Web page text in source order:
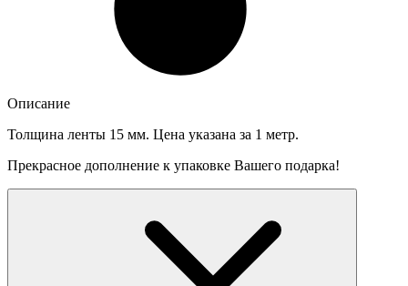
Описание
Толщина ленты 15 мм. Цена указана за 1 метр.
Прекрасное дополнение к упаковке Вашего подарка!